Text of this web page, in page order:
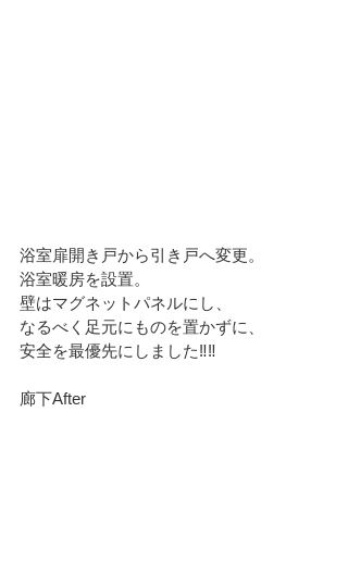
浴室扉開き戸から引き戸へ変更。
浴室暖房を設置。
壁はマグネットパネルにし、
なるべく足元にものを置かずに、
安全を最優先にしました‼️‼️
廊下After